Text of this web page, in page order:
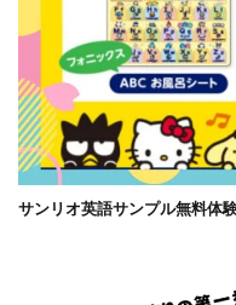
サンリオ英語サンプル無料体